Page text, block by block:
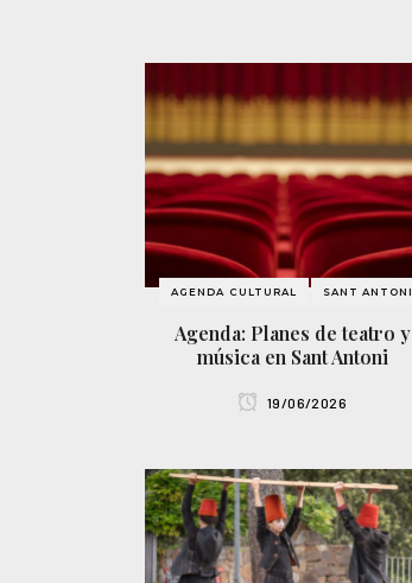
AGENDA CULTURAL SANT ANTONI
Agenda: Planes de teatro y
música en Sant Antoni
19/06/2026